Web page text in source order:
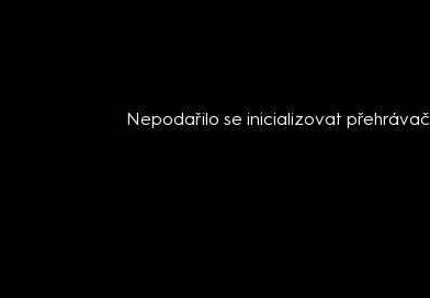
Nepodařilo se inicializovat přehrávač